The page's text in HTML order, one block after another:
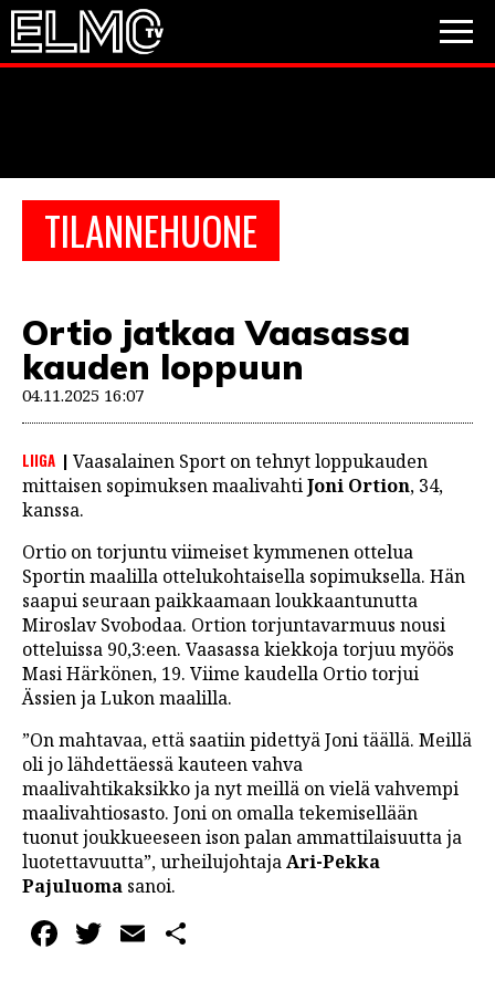
TILANNEHUONE
Ortio jatkaa Vaasassa
kauden loppuun
04.11.2025 16:07
LIIGA
Vaasalainen Sport on tehnyt loppukauden
mittaisen sopimuksen maalivahtiJoni Ortion, 34,
kanssa.
Ortio on torjuntu viimeiset kymmenen ottelua
Sportin maalilla ottelukohtaisella sopimuksella. Hän
saapui seuraan paikkaamaan loukkaantunutta
Miroslav Svobodaa. Ortion torjuntavarmuus nousi
otteluissa 90,3:een. Vaasassa kiekkoja torjuu myöös
Masi Härkönen, 19. Viime kaudella Ortio torjui
Ässien ja Lukon maalilla.
”On mahtavaa, että saatiin pidettyä Joni täällä. Meillä
oli jo lähdettäessä kauteen vahva
maalivahtikaksikko ja nyt meillä on vielä vahvempi
maalivahtiosasto. Joni on omalla tekemisellään
tuonut joukkueeseen ison palan ammattilaisuutta ja
luotettavuutta”, urheilujohtajaAri-Pekka
Pajuluoma sanoi.
Facebook
Twitter
Email
PESÄPALLO
VIDEOT
JALKAPALLO
EM2021
Huuhkajat
Veikkausliiga
JÄÄKIEKKO
PESÄPALLO
F1
LINTU VAI KALA
46 DENTON ROAD
VIDEOT
PODCASTIT
KOLUMNIT